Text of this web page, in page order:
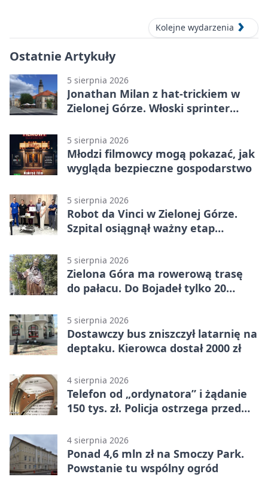
Kolejne wydarzenia
Ostatnie Artykuły
5 sierpnia 2026
Jonathan Milan z hat-trickiem w
Zielonej Górze. Włoski sprinter
5 sierpnia 2026
Młodzi filmowcy mogą pokazać, jak
wygląda bezpieczne gospodarstwo
5 sierpnia 2026
Robot da Vinci w Zielonej Górze.
Szpital osiągnął ważny etap
5 sierpnia 2026
Zielona Góra ma rowerową trasę
do pałacu. Do Bojadeł tylko 20
5 sierpnia 2026
Dostawczy bus zniszczył latarnię na
deptaku. Kierowca dostał 2000 zł
4 sierpnia 2026
Telefon od „ordynatora” i żądanie
150 tys. zł. Policja ostrzega przed
4 sierpnia 2026
Ponad 4,6 mln zł na Smoczy Park.
Powstanie tu wspólny ogród